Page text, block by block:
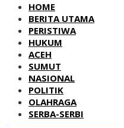
HOME
BERITA UTAMA
PERISTIWA
HUKUM
ACEH
SUMUT
NASIONAL
POLITIK
OLAHRAGA
SERBA-SERBI